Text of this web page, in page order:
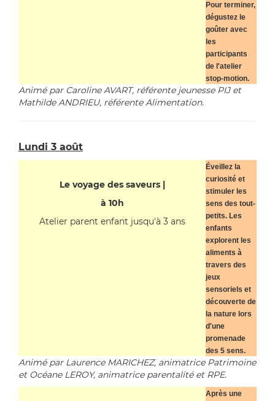
Pour terminer,
dégustez le
goûter avec
les
participants
de l'atelier
stop-motion.
Animé par Caroline AVART, référente jeunesse PIJ et
Mathilde ANDRIEU, référente Alimentation.
Lundi 3 août
Le voyage des saveurs |
à 10h
Atelier parent enfant jusqu'à 3 ans
Éveillez la
curiosité et
stimuler les
sens des tout-
petits. Les
enfants
explorent les
aliments à
travers des
jeux
sensoriels et
découverte de
la nature lors
d'une
promenade
des 5 sens.
Animé par Laurence MARICHEZ, animatrice Patrimoine
et Océane LEROY, animatrice parentalité et RPE.
Après une